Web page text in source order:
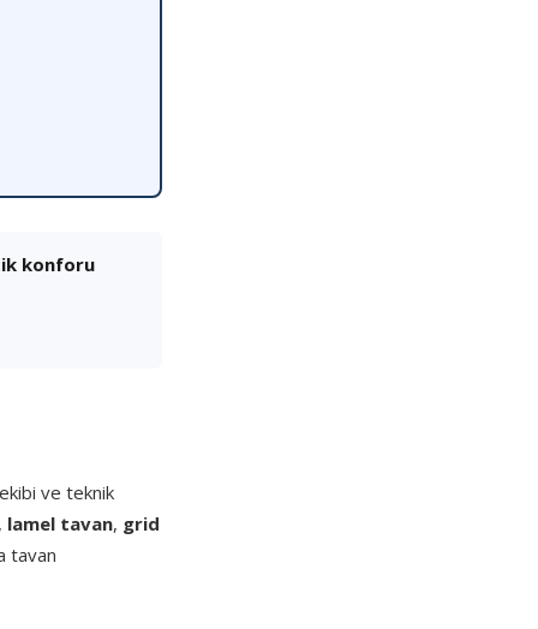
konforu
ve teknik
, lamel tavan, grid
tavan